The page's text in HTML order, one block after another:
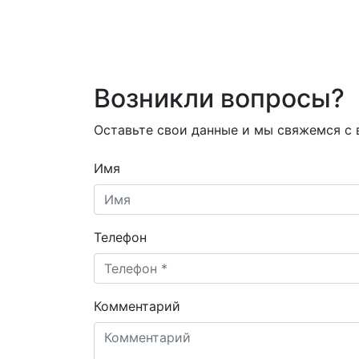
Возникли вопросы?
Оставьте свои данные и мы свяжемся с
Имя
Телефон
Комментарий